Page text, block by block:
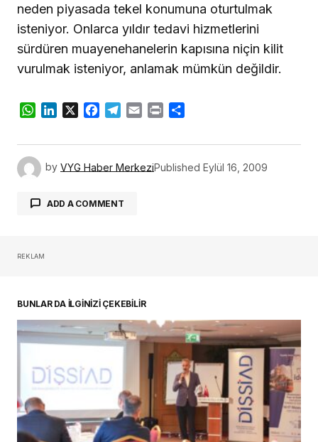
neden piyasada tekel konumuna oturtulmak
isteniyor. Onlarca yıldır tedavi hizmetlerini
sürdüren muayenehanelerin kapısına niçin kilit
vurulmak isteniyor, anlamak mümkün değildir.
WhatsApp
LinkedIn
X Facebook
Telegram
Email Print
by VYG Haber MerkeziPublished Eylül 16, 2009
ADD A COMMENT
REKLAM
BUNLAR DA İLGİNİZİ ÇEKEBİLİR